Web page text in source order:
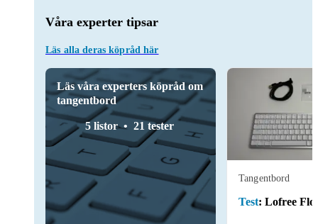
Våra experter tipsar
Läs alla deras köpråd här
Läs våra experters köpråd om
tangentbord
5 listor 21 tester
Tangentbord
Test: Lofree